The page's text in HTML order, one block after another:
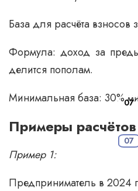
База для расчёта взносов
Формула: доход за
делится пополам.
Минимальная база: 30%
Примеры расчётов
Пример 1:
Предприниматель в 2024
07
07